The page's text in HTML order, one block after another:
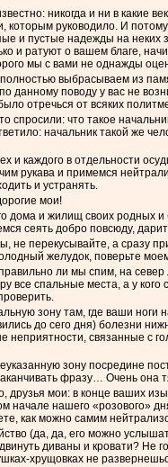
никогда и ни в какие
которым руководило. И
и пустые надежды на неких
и ратуют о вашем благе,
мы с вами не однажды
выбрасываем из
данному поводу у вас не
отречься от всяких
спросили: что такое
начальник такой же
и каждого в отдельности
рукава и примемся
и устранять.
мои!
дома и жилищ своих родных
сеять добро повсюду,
не перекусывайте, а сразу
желудок, поверьте
ли мы спим, на север
все спальные места, а у
зону там, где ваши ноги
до сего дня) болезни
неприятности, связанные с
зону посредине
фразу… Очень она
друзья мои: в конце ваших
начале нашего «розового»
как можно самим
(да, да, его можно
диваны и кровати? Не
хрущовках не